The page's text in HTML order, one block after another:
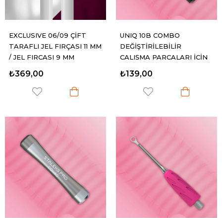
EXCLUSIVE 06/09 ÇİFT
TARAFLI JEL FIRÇASI 11 MM
/ JEL FIRÇASI 9 MM
₺369,00
UNIQ 10B COMBO
DEĞİŞTİRİLEBİLİR
ÇALIŞMA PARÇALARI İÇİN
₺139,00